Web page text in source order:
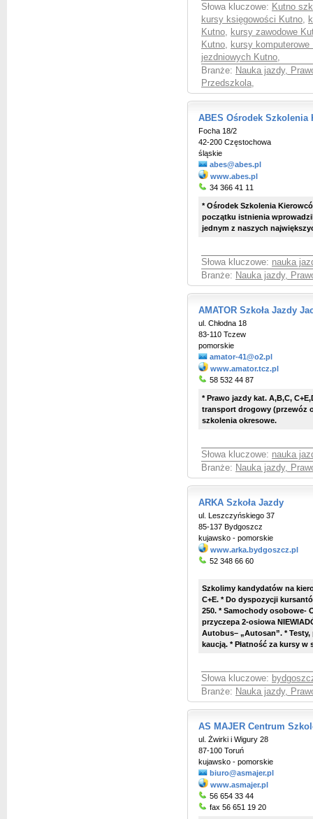
Słowa kluczowe: Kutno
kursy księgowości Kutno,
Kutno, kursy zawodowe
Kutno, kursy komputerowe
jezdniowych Kutno,
Branże: Nauka jazdy,
Przedszkola,
ABES Ośrodek Szkolenia
Focha 18/2
42-200 Częstochowa
śląskie
abes@abes.pl
www.abes.pl
34 366 41 11
* Ośrodek Szkolenia
początku istnienia
jednym z naszych
Słowa kluczowe: nauka
Branże: Nauka jazdy,
AMATOR Szkoła Jazdy
ul. Chłodna 18
83-110 Tczew
pomorskie
amator-41@o2.pl
www.amator.tcz.pl
58 532 44 87
* Prawo jazdy kat. A,B,C,
transport drogowy (przewóz
szkolenia okresowe.
Słowa kluczowe: nauka
Branże: Nauka jazdy,
ARKA Szkoła Jazdy
ul. Leszczyńskiego 37
85-137 Bydgoszcz
kujawsko - pomorskie
www.arka.bydgoszcz.pl
52 348 66 60
Szkolimy kandydatów na
C+E. * Do dyspozycji
250. * Samochody osobowe-
przyczepa 2-osiowa
Autobus– „Autosan”. *
kaucją. * Płatność za kursy w
Słowa kluczowe:
Branże: Nauka jazdy,
AS MAJER Centrum
ul. Żwirki i Wigury 28
87-100 Toruń
kujawsko - pomorskie
biuro@asmajer.pl
www.asmajer.pl
56 654 33 44
fax 56 651 19 20